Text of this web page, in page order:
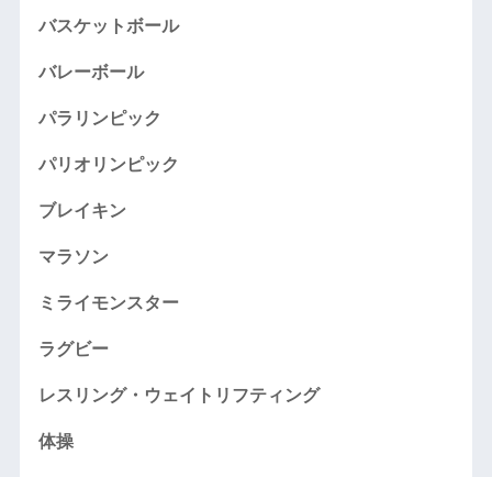
バスケットボール
バレーボール
パラリンピック
パリオリンピック
ブレイキン
マラソン
ミライモンスター
ラグビー
レスリング・ウェイトリフティング
体操